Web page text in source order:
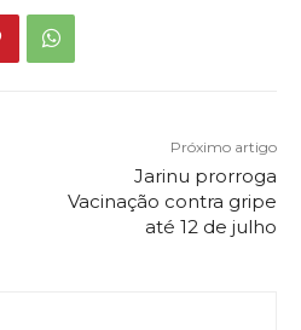
Próximo artigo
Jarinu prorroga
Vacinação contra gripe
até 12 de julho